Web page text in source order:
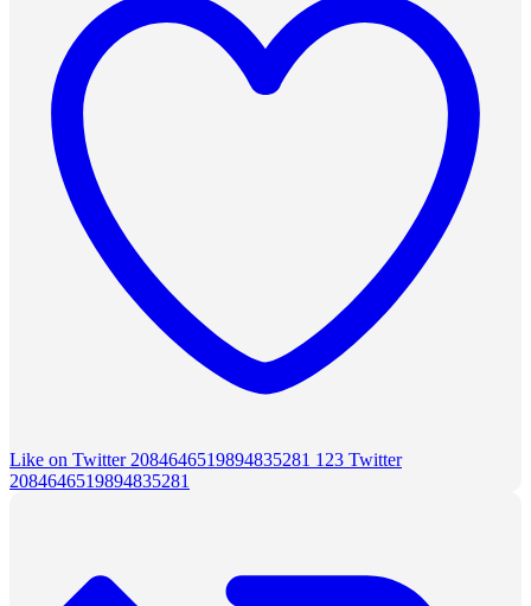
Like on Twitter 2084646519894835281 123 Twitter
2084646519894835281